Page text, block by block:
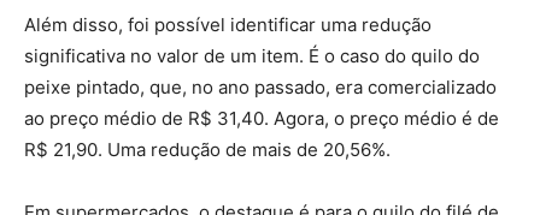
Além disso, foi possível identificar uma redução
significativa no valor de um item. É o caso do quilo do
peixe pintado, que, no ano passado, era comercializado
ao preço médio de R$ 31,40. Agora, o preço médio é de
R$ 21,90. Uma redução de mais de 20,56%.